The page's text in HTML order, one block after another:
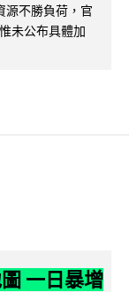
源不勝負荷，官
未公布具體加
一日暴增